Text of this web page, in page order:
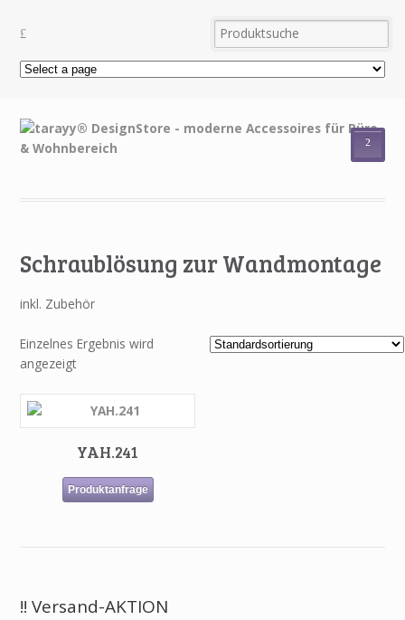
²
Schraublösung zur Wandmontage
inkl. Zubehör
Einzelnes Ergebnis wird
angezeigt
YAH.241
Produktanfrage
!! Versand-AKTION